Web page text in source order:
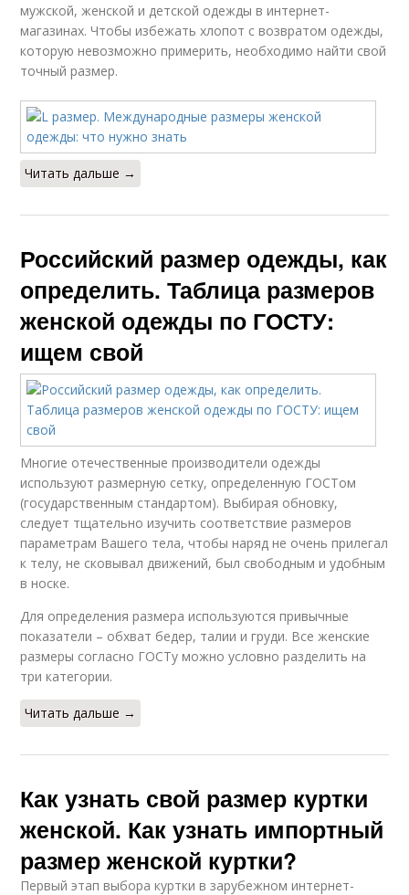
мужской, женской и детской одежды в интернет-
магазинах. Чтобы избежать хлопот с возвратом одежды,
которую невозможно примерить, необходимо найти свой
точный размер.
Читать дальше →
Российский размер одежды, как
определить. Таблица размеров
женской одежды по ГОСТУ:
ищем свой
Многие отечественные производители одежды
используют размерную сетку, определенную ГОСТом
(государственным стандартом). Выбирая обновку,
следует тщательно изучить соответствие размеров
параметрам Вашего тела, чтобы наряд не очень прилегал
к телу, не сковывал движений, был свободным и удобным
в носке.
Для определения размера используются привычные
показатели – обхват бедер, талии и груди. Все женские
размеры согласно ГОСТу можно условно разделить на
три категории.
Читать дальше →
Как узнать свой размер куртки
женской. Как узнать импортный
размер женской куртки?
Первый этап выбора куртки в зарубежном интернет-